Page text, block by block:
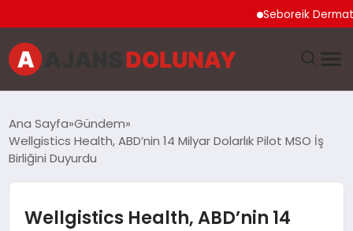
Seboreik Dermatit
EĞITIM
Ana Sayfa Gündem
Wellgistics Health, ABD’nin 14 Milyar Dolarlık Pilot MSO İş
Birliğini Duyurdu
Wellgistics Health, ABD’nin 14